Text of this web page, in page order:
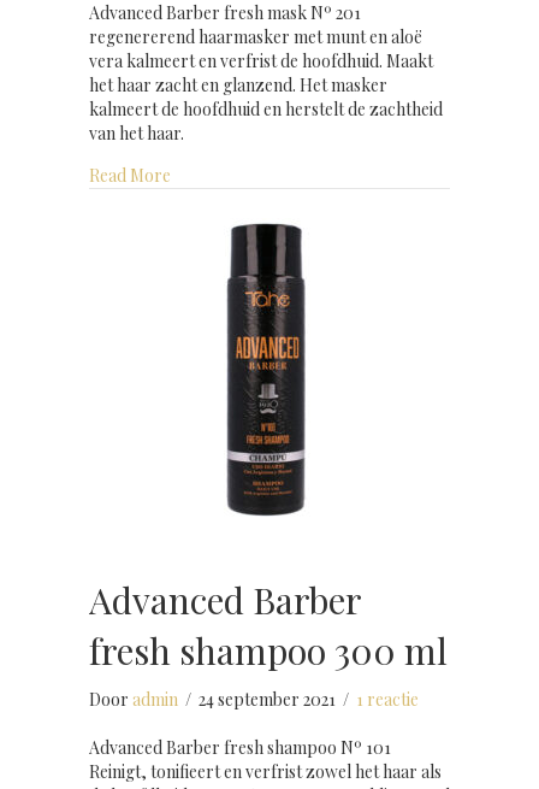
Advanced Barber fresh mask Nº 201
regenererend haarmasker met munt en aloë
vera kalmeert en verfrist de hoofdhuid. Maakt
het haar zacht en glanzend. Het masker
kalmeert de hoofdhuid en herstelt de zachtheid
van het haar.
Read More
Advanced Barber
fresh shampoo 300 ml
Door admin / 24 september 2021 / 1 reactie
Advanced Barber fresh shampoo Nº 101
Reinigt, tonifieert en verfrist zowel het haar als